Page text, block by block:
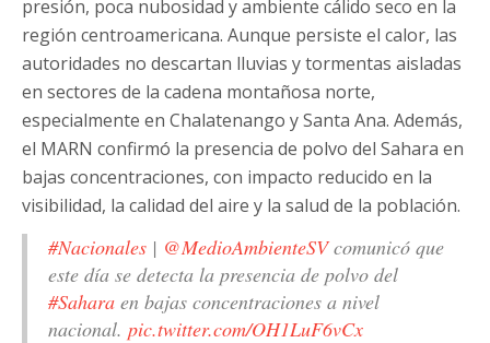
presión, poca nubosidad y ambiente cálido seco en la
región centroamericana. Aunque persiste el calor, las
autoridades no descartan lluvias y tormentas aisladas
en sectores de la cadena montañosa norte,
especialmente en Chalatenango y Santa Ana. Además,
el MARN confirmó la presencia de polvo del Sahara en
bajas concentraciones, con impacto reducido en la
visibilidad, la calidad del aire y la salud de la población.
#Nacionales | @MedioAmbienteSVcomunicó que
este día se detecta la presencia de polvo del
#Sahara en bajas concentraciones a nivel
nacional. pic.twitter.com/OH1LuF6vCx